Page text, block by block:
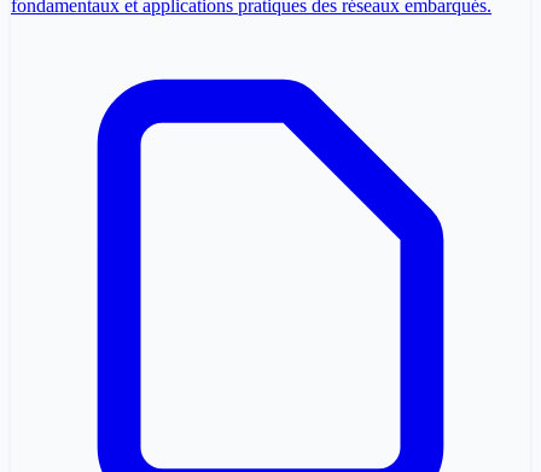
fondamentaux et applications pratiques des réseaux embarqués.